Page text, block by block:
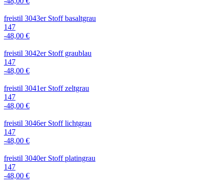
freistil 3043er Stoff basaltgrau
147
-48,00 €
freistil 3042er Stoff graublau
147
-48,00 €
freistil 3041er Stoff zeltgrau
147
-48,00 €
freistil 3046er Stoff lichtgrau
147
-48,00 €
freistil 3040er Stoff platingrau
147
-48,00 €